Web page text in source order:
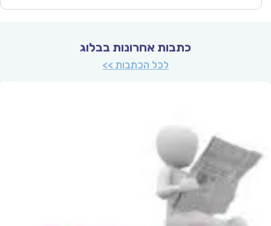
כתבות אחרונות בבלוג
לכל הכתבות >>